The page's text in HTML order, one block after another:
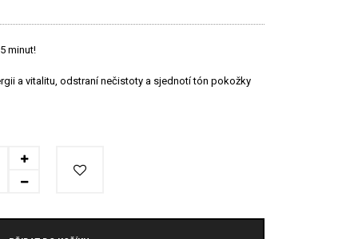
minut!
a vitalitu, odstraní nečistoty a sjednotí tón pokožky